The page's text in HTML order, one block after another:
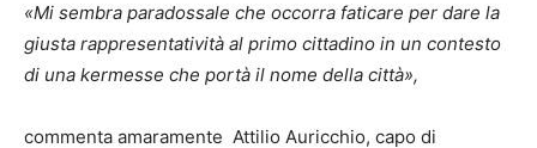
«Mi sembra paradossale che occorra faticare per dare la
giusta rappresentatività al primo cittadino in un contesto
di una kermesse che portà il nome della città»,
commenta amaramente Attilio Auricchio, capo di